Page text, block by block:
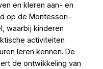
en kleren aan- en
op de Montessori-
waarbij kinderen
activiteiten
leren kennen. De
de ontwikkeling van